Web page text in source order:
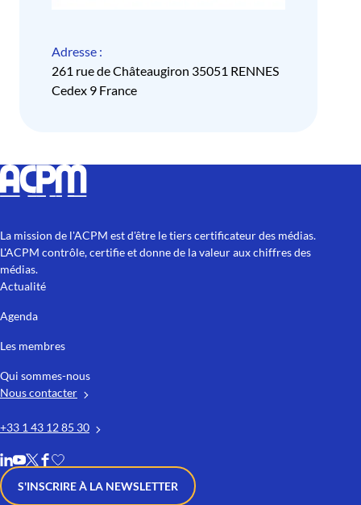
Adresse :
261 rue de Châteaugiron 35051 RENNES
Cedex 9 France
La mission de l'ACPM est d'être le tiers certificateur des médias.
L'ACPM contrôle, certifie et donne de la valeur aux chiffres des
médias.
Actualité
Agenda
Les membres
Qui sommes-nous
Nous contacter
+33 1 43 12 85 30
S'INSCRIRE À LA NEWSLETTER